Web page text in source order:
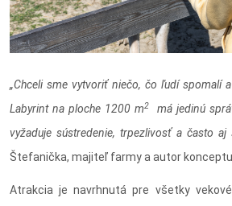
„Chceli sme vytvoriť niečo, čo ľudí spomalí
Labyrint na ploche 1200 m2
má jedinú
vyžaduje sústredenie, trpezlivosť a často aj
Štefanička, majiteľ farmy a autor konceptu
Atrakcia je navrhnutá pre všetky